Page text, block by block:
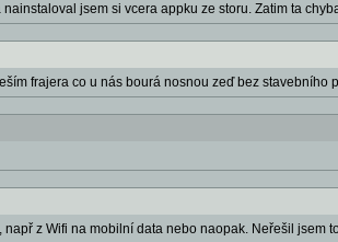
jsem si vcera appku ze storu. Zatim ta
frajera co u nás bourá nosnou zeď bez
např z Wifi na mobilní data nebo naopak. Neřešil